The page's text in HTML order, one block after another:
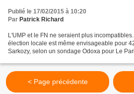
Publié le 17/02/2015 à 10:20
Par Patrick Richard
L'UMP et le FN ne seraient plus
élection locale est même envisageable pour
Sarkozy, selon un sondage Odoxa pour Le
< Page précédente